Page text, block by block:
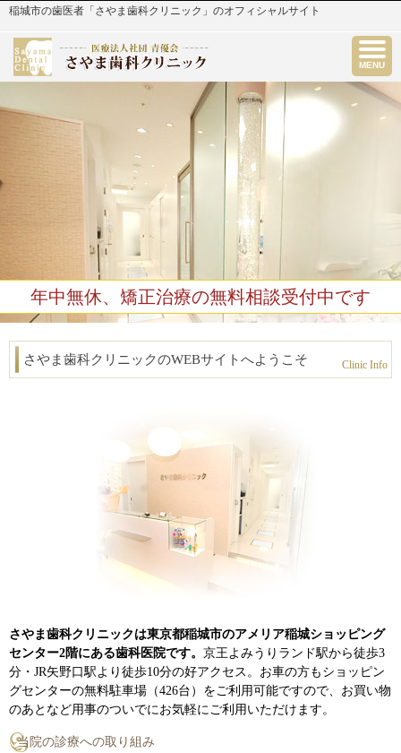
稲城市の歯医者「さやま歯科クリニック」のオフィシャルサイト
年中無休、矯正治療の無料相談受付中です
MENU
さやま歯科クリニックのWEBサイトへようこそ Clinic Info
さやま歯科クリニックは東京都稲城市のアメリア稲城ショッピング
センター2階にある歯科医院です。 京王よみうりランド駅から徒歩3
分・JR矢野口駅より徒歩10分の好アクセス。お車の方もショッピン
グセンターの無料駐車場（426台）をご利用可能ですので、お買い物
のあとなど用事のついでにお気軽にご利用いただけます。
当院の診療への取り組み